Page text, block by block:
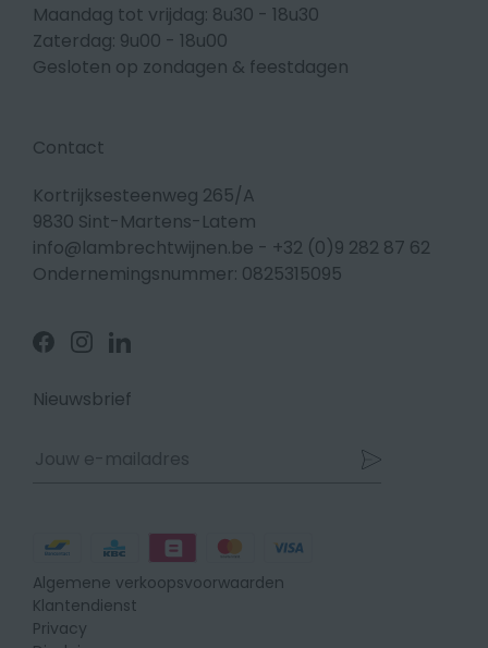
Maandag tot vrijdag: 8u30 - 18u30
Zaterdag: 9u00 - 18u00
Gesloten op zondagen & feestdagen
Contact
Kortrijksesteenweg 265/A
9830 Sint-Martens-Latem
info@lambrechtwijnen.be - +32 (0)9 282 87 62
Ondernemingsnummer: 0825315095
Volg
ons
Facebook
Volg
ons
Instagram
Volg
ons
Linkedin
Nieuwsbrief
Betaalmethodes
Algemene verkoopsvoorwaarden
Klantendienst
Privacy